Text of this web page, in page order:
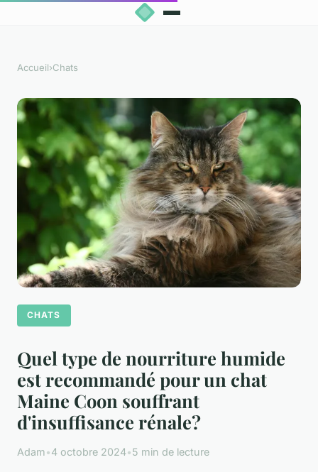
Accueil›Chats
CHATS
Quel type de nourriture humide
est recommandé pour un chat
Maine Coon souffrant
d'insuffisance rénale?
Adam•4 octobre 2024•5 min de lecture